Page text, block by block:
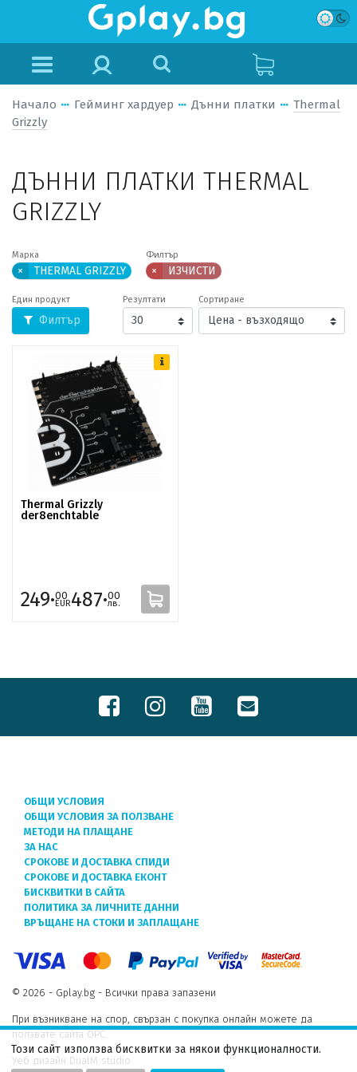
Начало Гейминг хардуер Дънни платки
Thermal
Grizzly
ДЪННИ ПЛАТКИ THERMAL
GRIZZLY
Марка
× THERMAL GRIZZLY
Филтър
× ИЗЧИСТИ
Един продукт
Филтър
Резултати Сортиране
Thermal Grizzly
der8enchtable
249·00
EUR487·00
лв.
ОБЩИ УСЛОВИЯ
ОБЩИ УСЛОВИЯ ЗА ПОЛЗВАНЕ
МЕТОДИ НА ПЛАЩАНЕ
ЗА НАС
СРОКОВЕ И ДОСТАВКА СПИДИ
СРОКОВЕ И ДОСТАВКА ЕКОНТ
БИСКВИТКИ В САЙТА
ПОЛИТИКА ЗА ЛИЧНИТЕ ДАННИ
ВРЪЩАНЕ НА СТОКИ И ЗАПЛАЩАНЕ
© 2026 - Gplay.bg - Всички права запазени
При възникване на спор, свързан с покупка онлайн можете да
ползвате сайта ОРС.
Уеб дизайн DualM studio
Този сайт използва бисквитки за някои функционалности.